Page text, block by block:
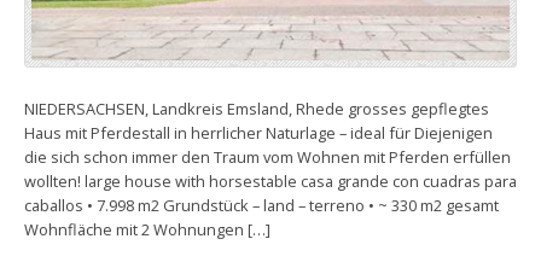
NIEDERSACHSEN, Landkreis Emsland, Rhede grosses gepflegtes
Haus mit Pferdestall in herrlicher Naturlage – ideal für Diejenigen
die sich schon immer den Traum vom Wohnen mit Pferden erfüllen
wollten! large house with horsestable casa grande con cuadras para
caballos • 7.998 m2 Grundstück – land – terreno • ~ 330 m2 gesamt
Wohnfläche mit 2 Wohnungen […]